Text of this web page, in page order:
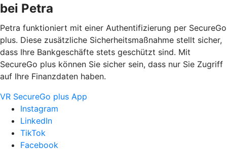
bei Petra
Petra funktioniert mit einer Authentifizierung per SecureGo
plus. Diese zusätzliche Sicherheitsmaßnahme stellt sicher,
dass Ihre Bankgeschäfte stets geschützt sind. Mit
SecureGo plus können Sie sicher sein, dass nur Sie Zugriff
auf Ihre Finanzdaten haben.
VR SecureGo plus App
Instagram
LinkedIn
TikTok
Facebook